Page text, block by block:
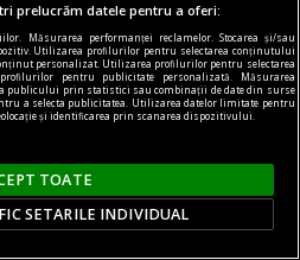
mai vota pentru aderarea
intrarea în NATO
de Centrul de
în perioada 28 iulie - 2
ucrainenilor
este mai redusă
unor cercetări
prelucrăm datele pentru a oferi:
Măsurarea performanței reclamelor. Stocarea și/sau
Utilizarea profilurilor pentru selectarea conținutului
personalizat. Utilizarea profilurilor pentru selectarea
pentru publicitate personalizată. Măsurarea
publicului prin statistici sau combinații de date din surse
a selecta publicitatea. Utilizarea datelor limitate pentru
și identificarea prin scanarea dispozitivului.
TOATE
SETARILE INDIVIDUAL